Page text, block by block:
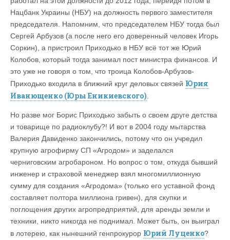
Нацбанк Украины (НБУ) на должность первого заместителя
председателя. Напомним, что председателем НБУ тогда был
Сергей Арбузов (а после него его доверенный человек Игорь
Соркин), а пристроил Приходько в НБУ всё тот же Юрий
Колобов, который тогда занимал пост министра финансов. И
это уже не говоря о том, что троица Колобов-Арбузов-
Приходько входила в ближний круг деловых связей Юрия
Иванющенко (Юры Еникиевского)
Но разве мог Борис Приходько забыть о своем друге детства
и товарище по радиоклубу?! И вот в 2004 году мытарства
Валерия Давиденко закончились, потому что он учредил
крупную агрофирму СП «Агродом» и заделался
черниговским агробароном. Но вопрос о том, откуда бывший
инженер и страховой менеджер взял многомиллионную
сумму для создания «Агродома» (только его уставной фонд
составляет полтора миллиона гривен), для скупки и
поглощения других агропредприятий, для аренды земли и
техники, никто никогда не поднимал. Может быть, он выиграл
в лотерею, как нынешний генпрокурор Юрий Луценко?